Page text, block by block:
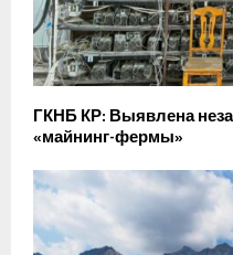
ГКНБ КР: Выявлена
«майнинг-фермы»